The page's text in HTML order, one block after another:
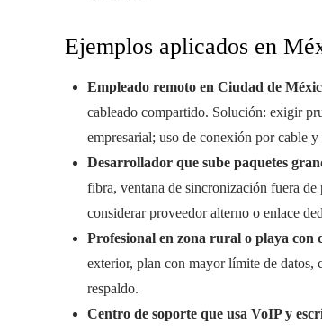
Ejemplos aplicados en
Empleado remoto en Ciudad de
cableado compartido. Solución: exigir
empresarial; uso de conexión por cable
Desarrollador que sube paquetes
fibra, ventana de sincronización fuera
considerar proveedor alterno o enlace
Profesional en zona rural o playa
exterior, plan con mayor límite de datos,
respaldo.
Centro de soporte que usa VoIP y